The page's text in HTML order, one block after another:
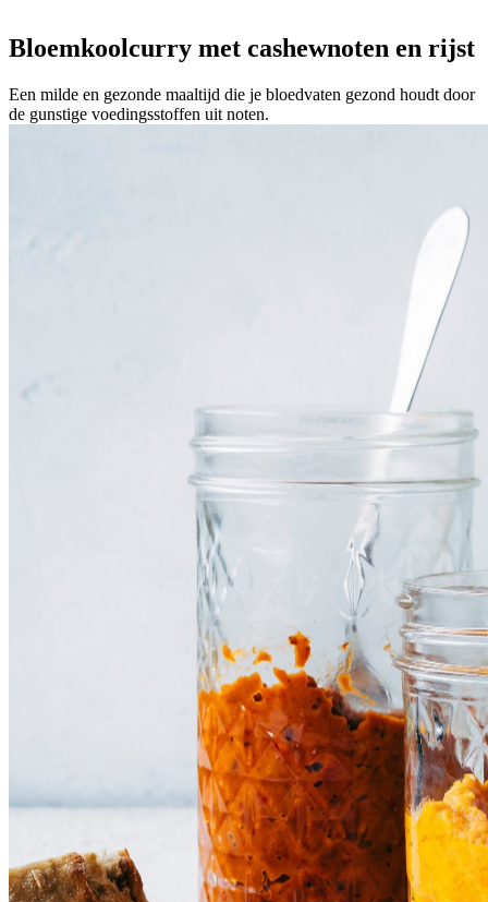
Bloemkoolcurry met cashewnoten en rijst
Een milde en gezonde maaltijd die je bloedvaten gezond houdt door
de gunstige voedingsstoffen uit noten.